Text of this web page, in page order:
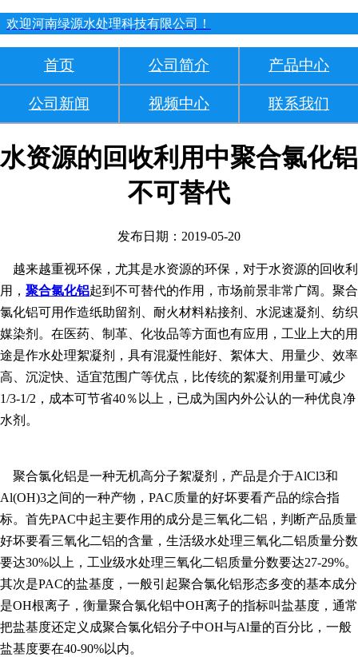
欢迎河南绿源水处理科技有限公司！
首页 公司简介 产品中心
公司新闻 视频中心 联系我们
水资源的回收利用中聚合氯化铝
不可替代
发布日期：2019-05-20
越来越重视环保，尤其是水资源的环保，对于水资源的回收利
用， 聚合氯化铝起到不可替代的作用，市场前景非常广阔。聚合
氯化铝可用作造纸助留剂、耐火材料粘接剂、水泥速凝剂、纺织
媒染剂。在医药、制革、化妆品等方面也有应用，工业上大的用
途是作水处理絮凝剂，具有混凝性能好、絮体大、用量少、效率
高、沉淀快、适宜范围广等优点，比传统的絮凝剂用量可减少
1/3-1/2，成本可节省40％以上，已成为国内外公认的一种优良净
水剂。
聚合氯化铝是一种无机高分子絮凝剂，产品是介于AlCl3和
Al(OH)3之间的一种产物，PAC质量的好坏要看产品的综合指
标。首先PAC中起主要作用的成分是三氧化二铝，判断产品质量
好坏要看三氧化二铝的含量，生活级水处理三氧化二铝质量分数
要达30%以上，工业级水处理三氧化二铝质量分数要达27-29%。
其次是PAC的盐基度，一般引起聚合氯化铝形态多变的基本成分
是OH根离子，衡量聚合氯化铝中OH离子的指标叫盐基度，通常
把盐基度还定义成聚合氯化铝分子中OH与Al量的百分比，一般
盐基度要在40-90%以内。